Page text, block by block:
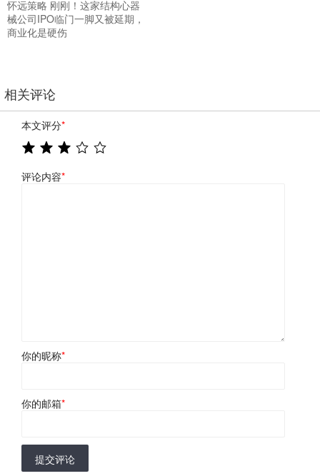
怀远策略 刚刚！这家结构心器
械公司IPO临门一脚又被延期，
商业化是硬伤
相关评论
本文评分*
评论内容*
你的昵称*
你的邮箱*
提交评论